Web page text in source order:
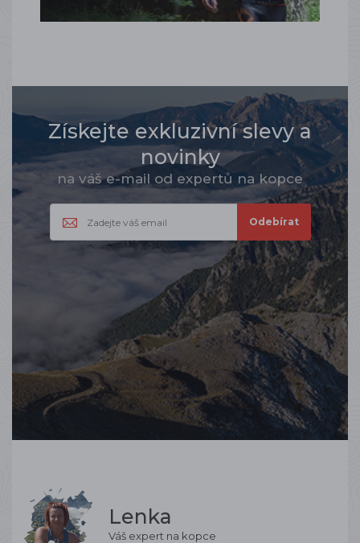
Získejte exkluzivní slevy a
novinky
na váš e-mail od expertů na kopce
Lenka
Váš expert na kopce